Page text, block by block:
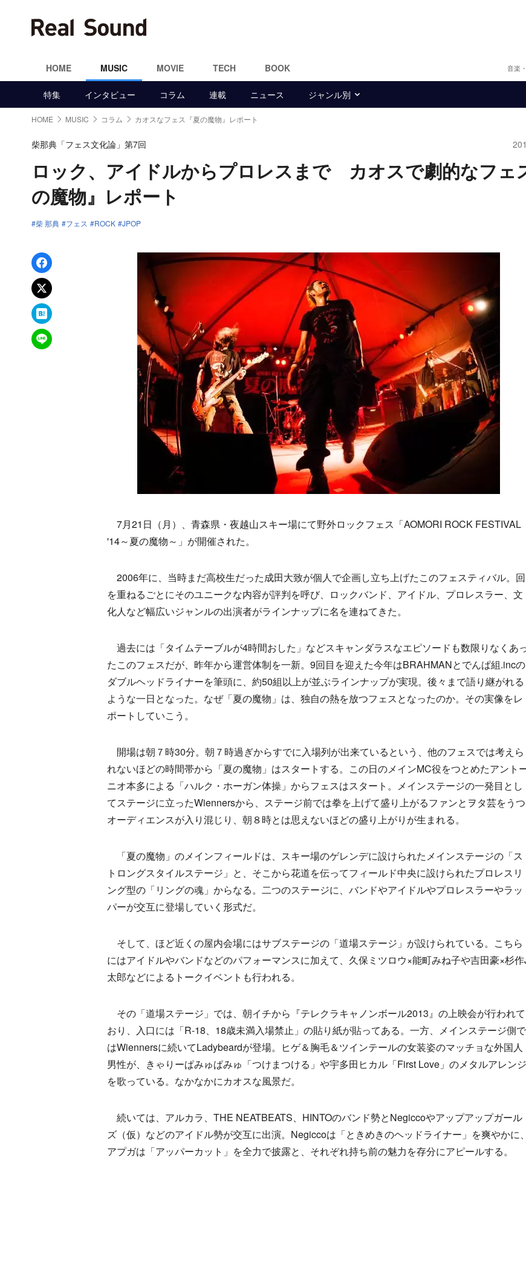
HOME MUSIC MOVIE TECH BOOK 音楽
特集 インタビュー コラム 連載 ニュース ジャンル別
HOME MUSIC コラム カオスなフェス『夏の魔物』レポート
柴那典「フェス文化論」第7回
ロック、アイドルからプロレスまで カオスで劇的なフェ
の魔物』レポート
柴 那典 フェス ROCK JPOP
Facebookでシェア
xでポスト
はてなブックマーク
LINEで送る
7月21日（月）、青森県・夜越山スキー場にて野外ロックフェス「AOMORI ROCK FESTIVAL
'14～夏の魔物～」が開催された。
2006年に、当時まだ高校生だった成田大致が個人で企画し立ち上げたこのフェスティバル。回
を重ねるごとにそのユニークな内容が評判を呼び、ロックバンド、アイドル、プロレスラー、文
化人など幅広いジャンルの出演者がラインナップに名を連ねてきた。
過去には「タイムテーブルが4時間おした」などスキャンダラスなエピソードも数限りなくあ
たこのフェスだが、昨年から運営体制を一新。9回目を迎えた今年はBRAHMANとでんぱ組.incの
ダブルヘッドライナーを筆頭に、約50組以上が並ぶラインナップが実現。後々まで語り継がれる
ような一日となった。なぜ「夏の魔物」は、独自の熱を放つフェスとなったのか。その実像をレ
ポートしていこう。
開場は朝７時30分。朝７時過ぎからすでに入場列が出来ているという、他のフェスでは考えら
れないほどの時間帯から「夏の魔物」はスタートする。この日のメインMC役をつとめたアント
ニオ本多による「ハルク・ホーガン体操」からフェスはスタート。メインステージの一発目とし
てステージに立ったWiennersから、ステージ前では拳を上げて盛り上がるファンとヲタ芸をうつ
オーディエンスが入り混じり、朝８時とは思えないほどの盛り上がりが生まれる。
「夏の魔物」のメインフィールドは、スキー場のゲレンデに設けられたメインステージの「ス
トロングスタイルステージ」と、そこから花道を伝ってフィールド中央に設けられたプロレスリ
ング型の「リングの魂」からなる。二つのステージに、バンドやアイドルやプロレスラーやラッ
パーが交互に登場していく形式だ。
そして、ほど近くの屋内会場にはサブステージの「道場ステージ」が設けられている。こちら
にはアイドルやバンドなどのパフォーマンスに加えて、久保ミツロウ×能町みね子や吉田豪×杉作
太郎などによるトークイベントも行われる。
その「道場ステージ」では、朝イチから『テレクラキャノンボール2013』の上映会が行われて
おり、入口には「R-18、18歳未満入場禁止」の貼り紙が貼ってある。一方、メインステージ側で
はWiennersに続いてLadybeardが登場。ヒゲ＆胸毛＆ツインテールの女装姿のマッチョな外国人
男性が、きゃりーぱみゅぱみゅ「つけまつける」や宇多田ヒカル「First Love」のメタルアレンジ
を歌っている。なかなかにカオスな風景だ。
続いては、アルカラ、THE NEATBEATS、HINTOのバンド勢とNegiccoやアップアップガール
ズ（仮）などのアイドル勢が交互に出演。Negiccoは「ときめきのヘッドライナー」を爽やかに、
アプガは「アッパーカット」を全力で披露と、それぞれ持ち前の魅力を存分にアピールする。